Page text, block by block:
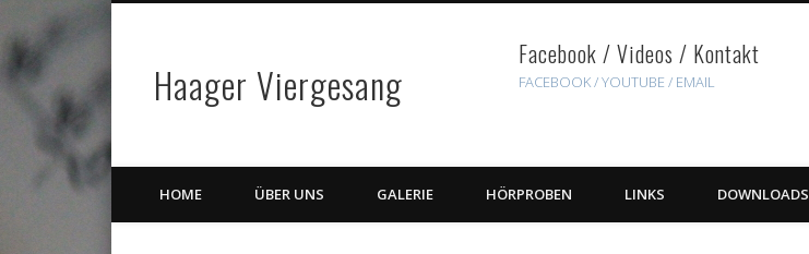
Haager Viergesang
Facebook / Videos / Kontakt
FACEBOOK /YOUTUBE / EMAIL
HOME ÜBER UNS GALERIE HÖRPROBEN LINKS DOWNLOADS